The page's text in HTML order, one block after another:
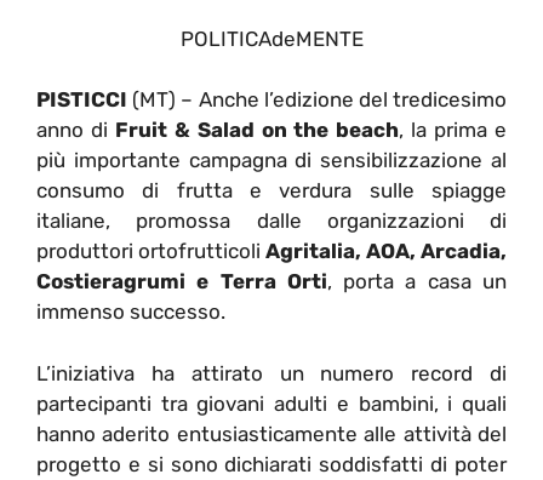
POLITICAdeMENTE
PISTICCI (MT) – Anche l’edizione del tredicesimo
anno di Fruit & Salad on the beach, la prima e
più importante campagna di sensibilizzazione al
consumo di frutta e verdura sulle spiagge
italiane, promossa dalle organizzazioni di
produttori ortofrutticoli Agritalia, AOA, Arcadia,
Costieragrumi e Terra Orti, porta a casa un
immenso successo.
L’iniziativa ha attirato un numero record di
partecipanti tra giovani adulti e bambini, i quali
hanno aderito entusiasticamente alle attività del
progetto e si sono dichiarati soddisfatti di poter